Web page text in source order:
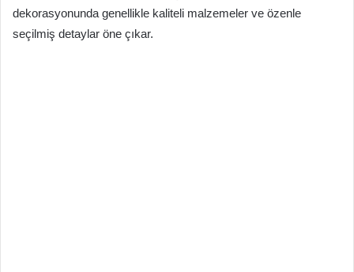
dekorasyonunda genellikle kaliteli malzemeler ve özenle
seçilmiş detaylar öne çıkar.